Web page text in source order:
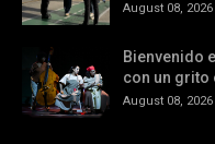
August 08, 2026
Bienvenido
con un grito
August 08, 2026